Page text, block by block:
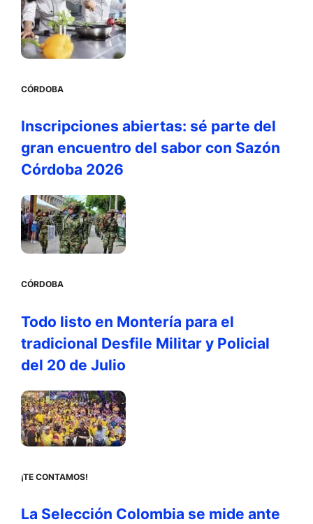
CÓRDOBA
Inscripciones abiertas: sé parte del
gran encuentro del sabor con Sazón
Córdoba 2026
CÓRDOBA
Todo listo en Montería para el
tradicional Desfile Militar y Policial
del 20 de Julio
¡TE CONTAMOS!
La Selección Colombia se mide ante